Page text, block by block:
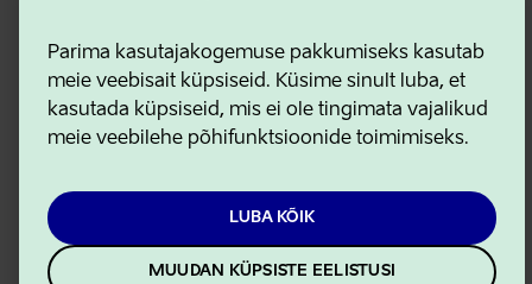
Parima kasutajakogemuse pakkumiseks kasutab
meie veebisait küpsiseid. Küsime sinult luba, et
kasutada küpsiseid, mis ei ole tingimata vajalikud
meie veebilehe põhifunktsioonide toimimiseks.
LUBA KÕIK
MUUDAN KÜPSISTE EELISTUSI